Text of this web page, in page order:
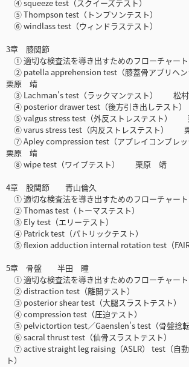
④ squeeze test（スクイーズテスト）
⑤ Thompson test（トンプソンテスト）
⑥ windlass test（ウィンドラステスト）
3章 膝関節
① 適切な検査法を導き出すためのフローチャ
② patella apprehension test（膝蓋骨アプリヘ
栗原 靖
③ Lachman's test（ラックマンテスト） 松
④ posterior drawer test（後方引き出しテス
⑤ valgus stress test（外反ストレステスト
⑥ varus stress test（内反ストレステスト）
⑦ Apley compression test（アプレイコンプレ
栗原 靖
⑧ wipe test（ワイプテスト） 栗原 靖
4章 股関節 青山倫久
① 適切な検査法を導き出すためのフローチャート
② Thomas test（トーマステスト）
③ Ely test（エリーテスト）
④ Patrick test（パトリックテスト）
⑤ flexion adduction internal rotation test（FAIR
5章 骨盤 半田 瞳
① 適切な検査法を導き出すためのフローチャート
② distraction test（離開テスト）
③ posterior shear test（大腿スラストテスト）
④ compression test（圧迫テスト）
⑤ pelvictortion test／Gaenslen's test（骨盤捻転
⑥ sacral thrust test（仙骨スラストテスト）
⑦ active straight leg raising（ASLR） test（自動
ト）